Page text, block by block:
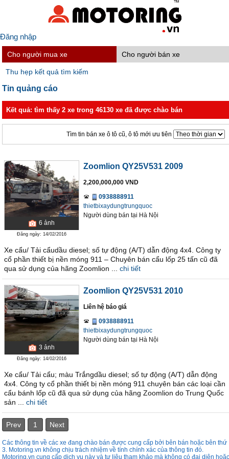
Đăng nhập
Cho người mua xe Cho người bán xe
Thu hẹp kết quả tìm kiếm
Tin quảng cáo
Kết quả: tìm thấy 2 xe trong 46130 xe đã được chào bán
Tìm tin bán xe ô tô cũ, ô tô mới ưu tiên
6 ảnh
Đăng ngày: 14/02/2016
Zoomlion QY25V531 2009
2,200,000,000 VND
0938888911
thietbixaydungtrungquoc
Người dùng bán tại Hà Nội
Xe cẩu/ Tải cẩudầu diesel; số tự động (A/T) dẫn động 4x4. Công ty
cổ phần thiết bị nền móng 911 – Chuyên bán cẩu lốp 25 tấn cũ đã
qua sử dụng của hãng Zoomlion ...
chi tiết
3 ảnh
Đăng ngày: 14/02/2016
Zoomlion QY25V531 2010
Liên hệ báo giá
0938888911
thietbixaydungtrungquoc
Người dùng bán tại Hà Nội
Xe cẩu/ Tải cẩu; màu Trắngdầu diesel; số tự động (A/T) dẫn động
4x4. Công ty cổ phần thiết bị nền móng 911 chuyên bán các loại cần
cẩu bánh lốp cũ đã qua sử dụng của hãng Zoomlion do Trung Quốc
sản ...
chi tiết
Prev 1 Next
Các thông tin về các xe đang chào bán được cung cấp bởi bên bán hoặc bên thứ
3. Motoring.vn không chịu trách nhiệm về tính chính xác của thông tin đó.
Motoring.vn cung cấp dịch vụ này và tư liệu tham khảo mà không có đại diên hoặc